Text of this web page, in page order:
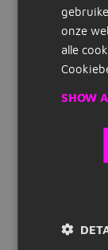
Salaris
€ 2.800 tot
40 uur per
fulltime
werving en
Voor een
een
Snelle links
Inschrijven
Vacatures
onze
alle
SHOW